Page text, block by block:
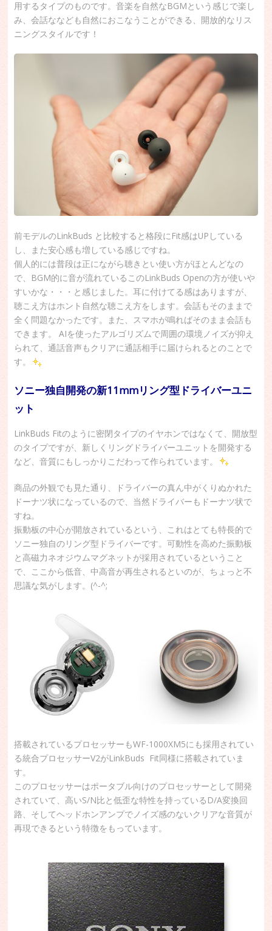
用するタイプのものです。音楽を自然なBGMという感じで楽し
み、会話ななども自然におこなうことができる、開放的なリス
ニングスタイルです！
前モデルのLinkBuds と比較すると格段にFit感はUPしている
し、また安心感も増している感じですね。
個人的には普段は正にながら聴きとい使い方がほとんどなの
で、BGM的に音が流れているこのLinkBuds Openの方が使いや
すいかな・・・と感じました。耳に付けてる感はありますが、
聴こえ方はホント自然な聴こえ方をします。会話もそのままで
全く問題なかったです。また、スマホが鳴ればそのまま会話も
できます。 AIを使ったアルゴリズムで周囲の環境ノイズが抑え
られて、通話音声もクリアに通話相手に届けられるとのことで
す。
ソニー独自開発の新11mmリング型ドライバーユニ
ット
LinkBuds Fitのように密閉タイプのイヤホンではなくて、開放型
のタイプですが、新しくリングドライバーユニットを開発する
など、音質にもしっかりこだわって作られています。
商品の外観でも見た通り、ドライバーの真ん中がくりぬかれた
ドーナツ状になっているので、当然ドライバーもドーナツ状で
すね。
振動板の中心が開放されているという、これはとても特長的で
ソニー独自のリング型ドライバーです。可動性を高めた振動板
と高磁力ネオジウムマグネットが採用されているということ
で、ここから低音、中高音が再生されるといのが、ちょっと不
思議な気がします。(^-^;
搭載されているプロセッサーもWF-1000XM5にも採用されてい
る統合プロセッサーV2がLinkBuds Fit同様に搭載されていま
す。
このプロセッサーはポータブル向けのプロセッサーとして開発
されていて、高いS/N比と低歪な特性を持っているD/A変換回
路、そしてヘッドホンアンプでノイズ感のないクリアな音質が
再現できるという特徴をもっています。